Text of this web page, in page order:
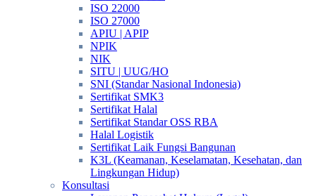
ISO 22000
ISO 27000
APIU | APIP
NPIK
NIK
SITU | UUG/HO
SNI (Standar Nasional Indonesia)
Sertifikat SMK3
Sertifikat Halal
Sertifikat Standar OSS RBA
Halal Logistik
Sertifikat Laik Fungsi Bangunan
K3L (Keamanan, Keselamatan, Kesehatan, dan
Lingkungan Hidup)
Konsultasi